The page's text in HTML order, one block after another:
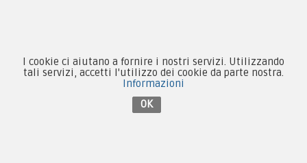
I cookie ci aiutano a fornire i nostri servizi. Utilizzando
tali servizi, accetti l'utilizzo dei cookie da parte nostra.
Informazioni
OK